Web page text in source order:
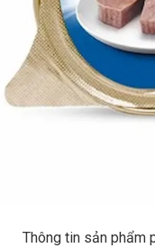
Thông tin sản phẩm